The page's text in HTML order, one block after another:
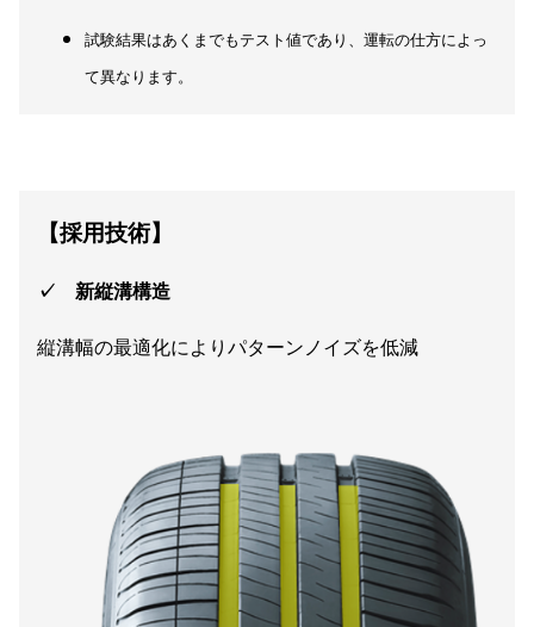
試験結果はあくまでもテスト値であり、運転の仕方によっ
て異なります。
【採用技術】
✓ 新縦溝構造
縦溝幅の最適化によりパターンノイズを低減